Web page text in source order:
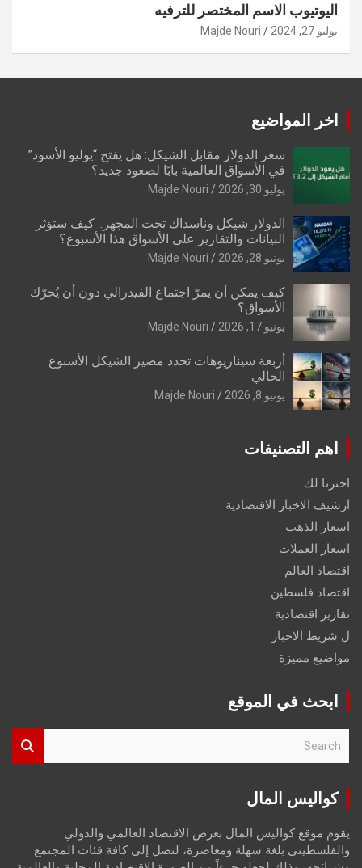
اليوتيوب الاسم المختصر للترفيه
يوليو 27, 2024 Majde Nouri
اخر المواضيع
سعر الدولار مقابل الشيكل: هل يفتح “يوليو الأسود”
في الأسواق العالمية بابًا لصعود جديد؟
يوليو 30, 2026 Majde Nouri
الدولار شيكل وناسداك تحت المجهر.. كيف ستؤثر
البيانات والتقارير على الأسواق هذا الأسبوع؟
يونيو 28, 2026 Majde Nouri
كيف يمكن أن يمرّ اجتماع الفيدرالي دون أن يُحرّك
الأسواق؟
يونيو 17, 2026 Majde Nouri
أربعة سيناريوهات تحدد مصير الشيكل الأسبوع
الحالي
يونيو 8, 2026 Majde Nouri
اهم التصنيفات
اخترنا لك
ارشيف الاخبار الاقتصادية
اسعار الذهب
اسعار العملات
اقتصاد العالم
اقتصاد فلسطين
تقارير اقتصادية
ل شريط الاخبار
مواضيع مميزة
ابحث في الموقع
r
كواليس المال
يقوم موقع كواليس المال بعرض الاقتصاد العالمي والدولي
والفلسطيني بلغة سهلة ومعاصرة، لتصل إلى كافة فئات المجتمع